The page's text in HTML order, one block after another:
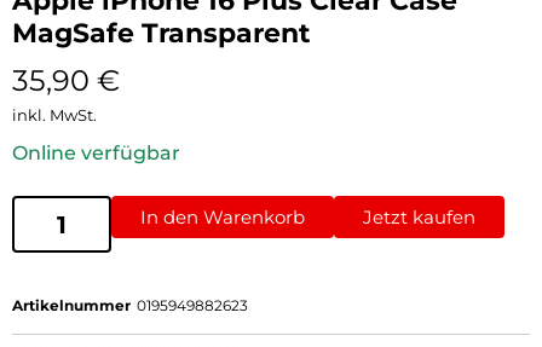
MagSafe Transparent
35,90 €
inkl. MwSt.
Online verfügbar
In den Warenkorb Jetzt kaufen
Artikelnummer 0195949882623